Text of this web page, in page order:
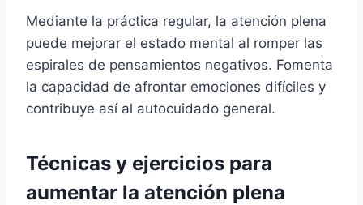
Mediante la práctica regular, la atención plena
puede mejorar el estado mental al romper las
espirales de pensamientos negativos. Fomenta
la capacidad de afrontar emociones difíciles y
contribuye así al autocuidado general.
Técnicas y ejercicios para
aumentar la atención plena